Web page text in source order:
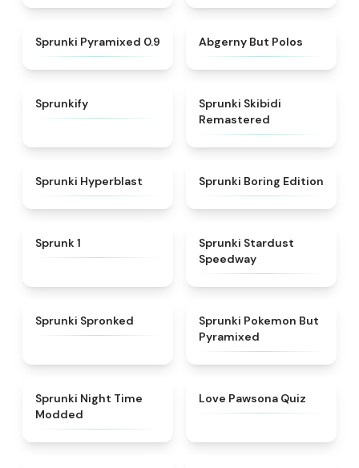
★ 4.9
Sprunki Pyramixed 0.9 Abgerny But Polos
Sprunkify
Sprunki Skibidi
Remastered
★
Sprunki Hyperblast ★4.5
Sprunki Boring Edition
Sprunk 1
Sprunki Stardust
Speedway
Sprunki Spronked ★ 4.4
Sprunki Pokemon But
Pyramixed
Sprunki Night Time
Modded
★
Love Pawsona Quiz